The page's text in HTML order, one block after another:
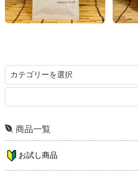
商品一覧
お試し商品